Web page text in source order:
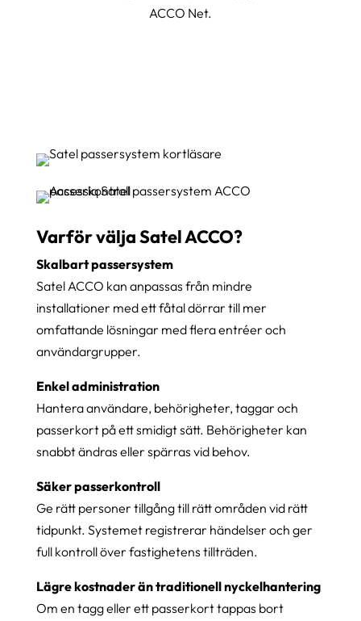
ACCO Net.
Varför välja Satel ACCO?
Skalbart passersystem
Satel ACCO kan anpassas från mindre
installationer med ett fåtal dörrar till mer
omfattande lösningar med flera entréer och
användargrupper.
Enkel administration
Hantera användare, behörigheter, taggar och
passerkort på ett smidigt sätt. Behörigheter kan
snabbt ändras eller spärras vid behov.
Säker passerkontroll
Ge rätt personer tillgång till rätt områden vid rätt
tidpunkt. Systemet registrerar händelser och ger
full kontroll över fastighetens tillträden.
Lägre kostnader än traditionell nyckelhantering
Om en tagg eller ett passerkort tappas bort